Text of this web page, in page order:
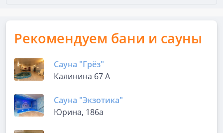
Рекомендуем бани и сауны
Сауна "Грёз"
Калинина 67 А
Сауна "Экзотика"
Юрина, 186а